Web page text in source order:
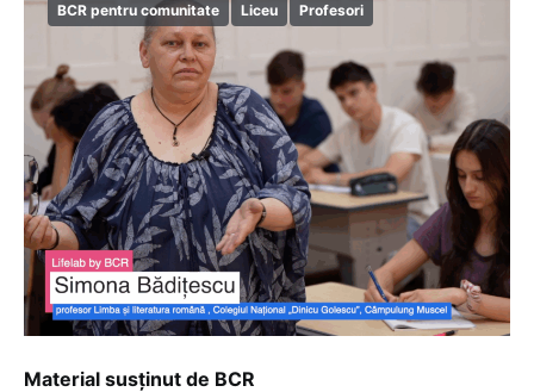
BCR pentru comunitate Liceu Profesori
Material susținut de BCR